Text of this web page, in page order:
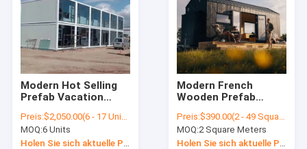
Modern Hot Selling
Prefab Vacation
Prefab Container
House Luxury Prefab
Homes
Preis:$2,050.00(6 - 17 Units) $1,995.00(18 - 29 Units) $1,935.00(30 - 99 Units) $1,850.00(>=100 Units)
MOQ:6 Units
Modern French
Wooden Prefab
Cabins Modular
Mobile Tiny Homes
Prefab Prefab
Preis:$390.00(2 - 49 Square Meters) $380.00(50 - 99 Square Meters) $370.00(>=100 Square Meters)
MOQ:2 Square Meters